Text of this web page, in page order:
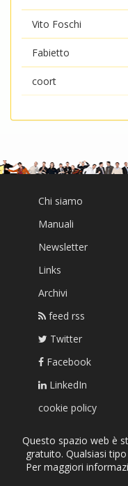
Vito Foschi
Fabietto
coort
Chi siamo
Manuali
Newsletter
Links
Archivi
feed rss
Twitter
Facebook
LinkedIn
cookie policy
Questo spazio web è
gratuito. Qualsiasi
Per maggiori